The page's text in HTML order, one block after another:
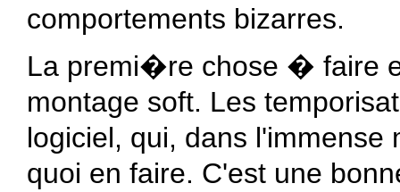
comportements bizarres.
La premi�re chose � faire
montage soft. Les
logiciel, qui, dans
quoi en faire. C'est une